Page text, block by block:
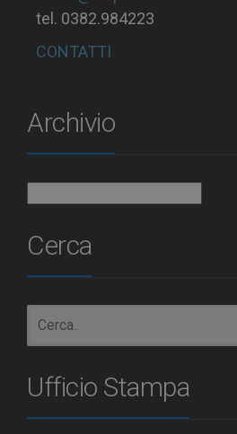
tel. 0382.984223
CONTATTI
Archivio
Cerca
Ufficio Stampa